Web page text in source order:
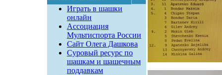
Играть в шашки
онлайн
Ассоциация
Мультиспорта России
Сайт Олега Дашкова
Суровый ресурс по
шашкам и шашечным
поддавкам